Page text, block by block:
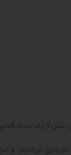
بیش از یک عینک
می‌کنیم. و